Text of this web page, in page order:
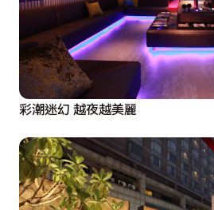
彩潮迷幻 越夜越美麗